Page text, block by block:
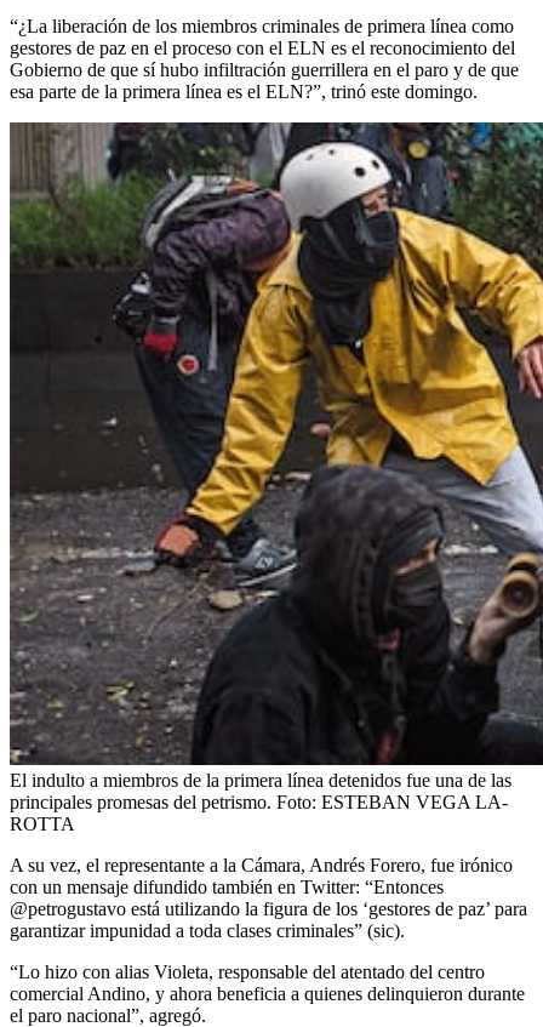
“¿La liberación de los miembros criminales de primera línea como
gestores de paz en el proceso con el ELN es el reconocimiento del
Gobierno de que sí hubo infiltración guerrillera en el paro y de que
esa parte de la primera línea es el ELN?”, trinó este domingo.
El indulto a miembros de la primera línea detenidos fue una de las
principales promesas del petrismo. Foto: ESTEBAN VEGA LA-
ROTTA
A su vez, el representante a la Cámara, Andrés Forero, fue irónico
con un mensaje difundido también en Twitter: “Entonces
@petrogustavo está utilizando la figura de los ‘gestores de paz’ para
garantizar impunidad a toda clases criminales” (sic).
“Lo hizo con alias Violeta, responsable del atentado del centro
comercial Andino, y ahora beneficia a quienes delinquieron durante
el paro nacional”, agregó.